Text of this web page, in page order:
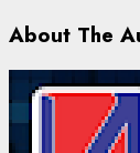
About The